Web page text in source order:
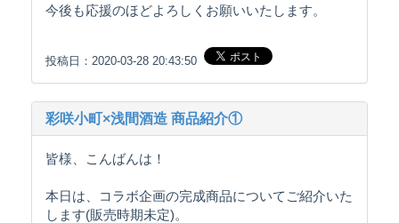
今後も応援のほどよろしくお願いいたします。
投稿日：2020-03-28 20:43:50
彩咲小町×浅間酒造 商品紹介①
皆様、こんばんは！
本日は、コラボ企画の完成商品についてご紹介いた
します(販売時期未定)。